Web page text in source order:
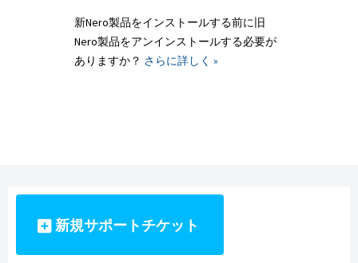
新Nero製品をインストールする前に旧
Nero製品をアンインストールする必要が
ありますか？ さらに詳しく »
新規サポートチケット